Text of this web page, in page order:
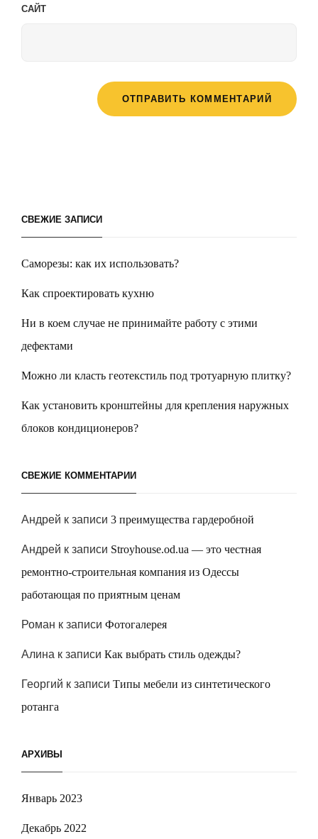
САЙТ
СВЕЖИЕ ЗАПИСИ
Саморезы: как их использовать?
Как спроектировать кухню
Ни в коем случае не принимайте работу с этими
дефектами
Можно ли класть геотекстиль под тротуарную плитку?
Как установить кронштейны для крепления наружных
блоков кондиционеров?
СВЕЖИЕ КОММЕНТАРИИ
Андрей к записи 3 преимущества гардеробной
Андрей к записи Stroyhouse.od.ua — это честная
ремонтно-строительная компания из Одессы
работающая по приятным ценам
Роман к записи Фотогалерея
Алина к записи Как выбрать стиль одежды?
Георгий к записи Типы мебели из синтетического
ротанга
АРХИВЫ
Январь 2023
Декабрь 2022